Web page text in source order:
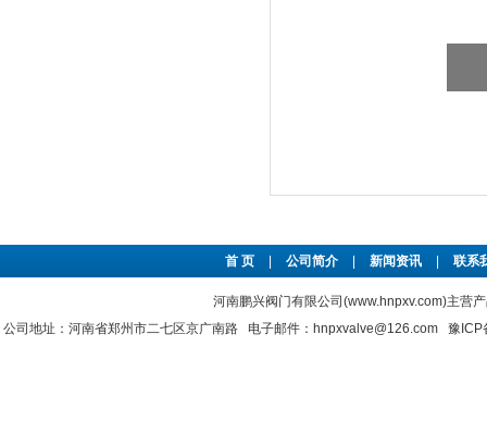
首 页 公司简介 新闻资讯 联系
河南鹏兴阀门有限公司(www.hnpxv.com)主营
公司地址：河南省郑州市二七区京广南路 电子邮件：hnpxvalve@126.com 豫ICP